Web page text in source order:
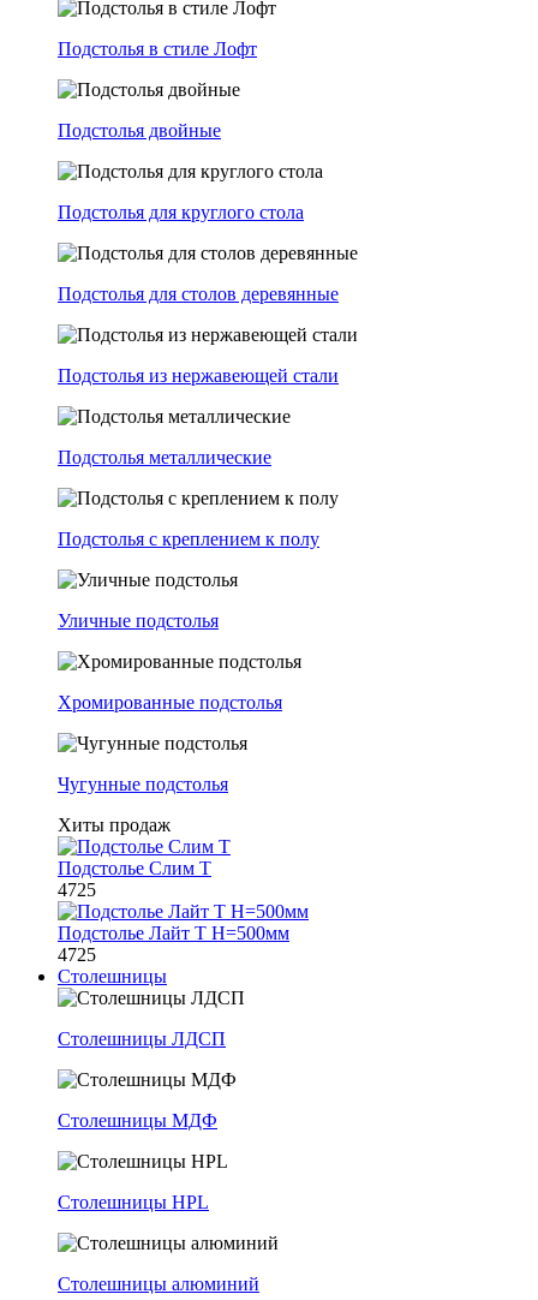
Подстолья в стиле Лофт
Подстолья двойные
Подстолья для круглого стола
Подстолья для столов деревянные
Подстолья из нержавеющей стали
Подстолья металлические
Подстолья с креплением к полу
Уличные подстолья
Хромированные подстолья
Чугунные подстолья
Хиты продаж
Подстолье Слим Т
4725
Подстолье Лайт Т H=500мм
4725
Столешницы
Столешницы ЛДСП
Столешницы МДФ
Столешницы HPL
Столешницы алюминий